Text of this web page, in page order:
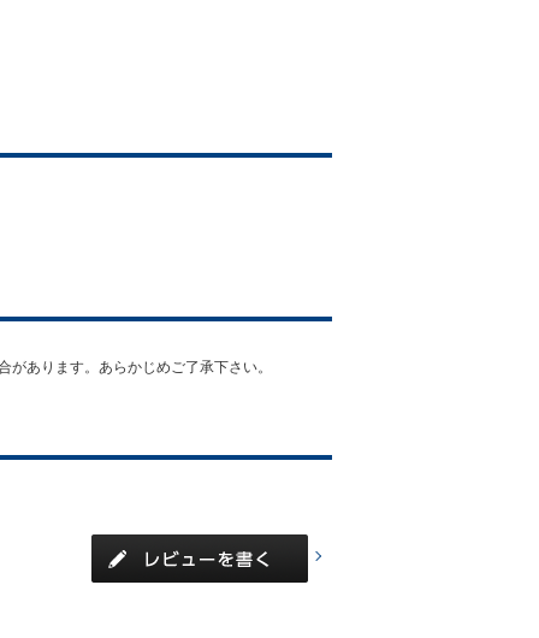
あります。あらかじめご了承下さい。